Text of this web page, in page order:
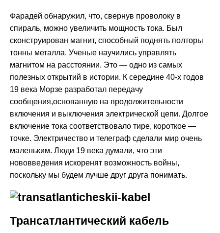
Фарадей обнаружил, что, свернув проволоку в
спираль, можно увеличить мощность тока. Был
сконструирован магнит, способный поднять полторы
тонны металла. Ученые научились управлять
магнитом на расстоянии. Это — одно из самых
полезных открытий в истории. К середине 40-х годов
19 века Морзе разработал передачу
сообщения,основанную на продолжительности
включения и выключения электрической цепи. Долгое
включение тока соответствовало тире, короткое —
точке. Электричество и телеграф сделали мир очень
маленьким. Люди 19 века думали, что эти
нововведения искоренят возможность войны,
поскольку мы будем лучше друг друга понимать.
Трансатлантический кабель